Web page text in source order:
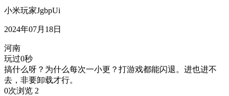
小米玩家JgbpUi
2024年07月18日
河南
玩过0秒
搞什么呀？为什么每次一小更？打游戏都能闪退。进也进不
去，非要卸载才行。
0次浏览 2